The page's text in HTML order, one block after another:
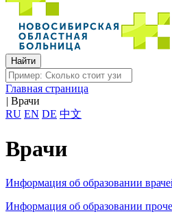
Главная страница
| Врачи
RU EN DE 中文
Врачи
Информация об образовании
Информация об образовании